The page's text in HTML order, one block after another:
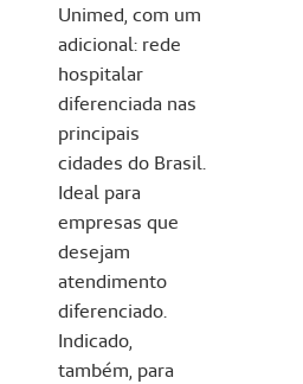
Unimed, com um
adicional: rede
hospitalar
diferenciada nas
principais
cidades do Brasil.
Ideal para
empresas que
desejam
atendimento
diferenciado.
Indicado,
também, para